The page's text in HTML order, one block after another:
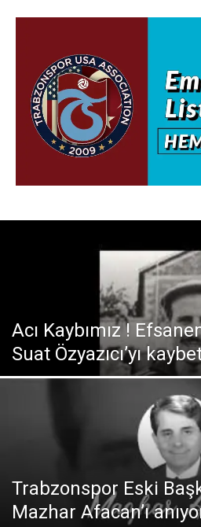
Acı Kaybımız !
Suat Özyazıcı’yı
Trabzonspor Eski
Mazhar Afacan’ı